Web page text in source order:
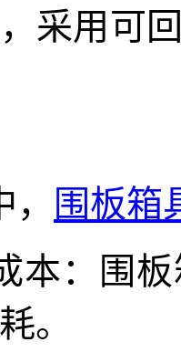
采用可
围板箱
本：围
。